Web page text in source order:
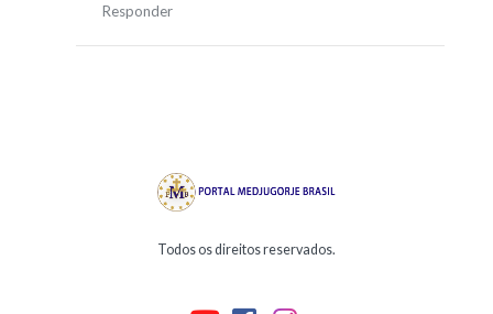
Responder
Todos os direitos reservados.